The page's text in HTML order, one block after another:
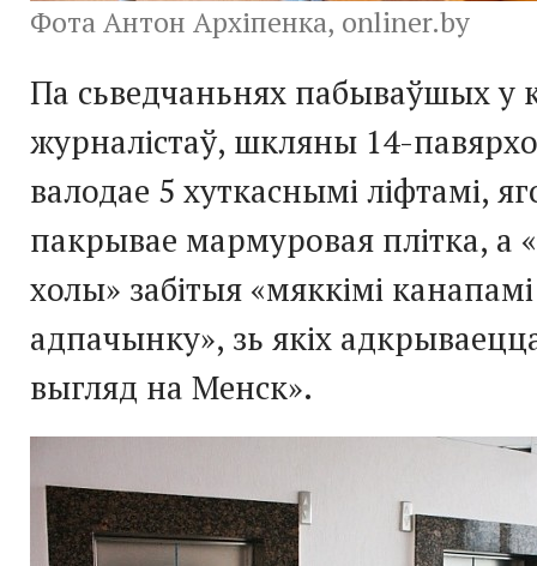
Фота Антон Архіпенка, onliner.by
Па сьведчаньнях пабываўшых у
журналістаў, шкляны 14-
валодае 5 хуткаснымі ліфтамі,
пакрывае мармуровая плітка, а
холы» забітыя «мяккімі
адпачынку», зь якіх
выгляд на Менск».